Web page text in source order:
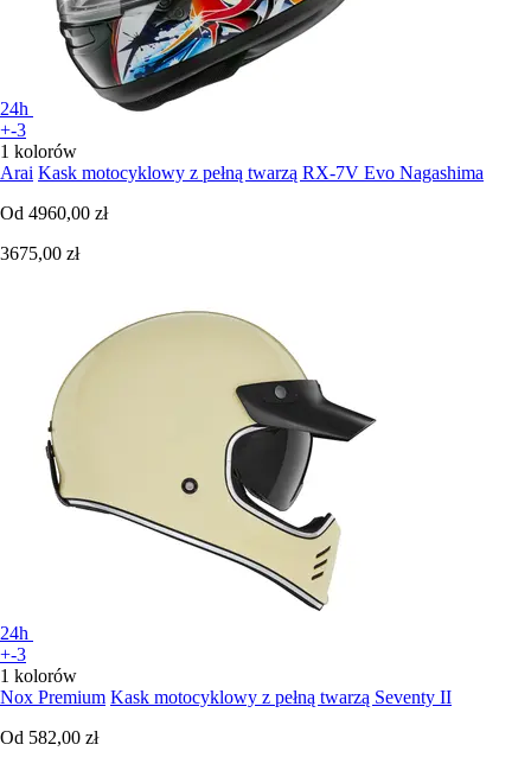
24h
+-3
1 kolorów
Arai Kask motocyklowy z pełną twarzą RX-7V Evo Nagashima
Od 4960,00 zł
3675,00 zł
24h
+-3
1 kolorów
Nox Premium Kask motocyklowy z pełną twarzą Seventy II
Od 582,00 zł